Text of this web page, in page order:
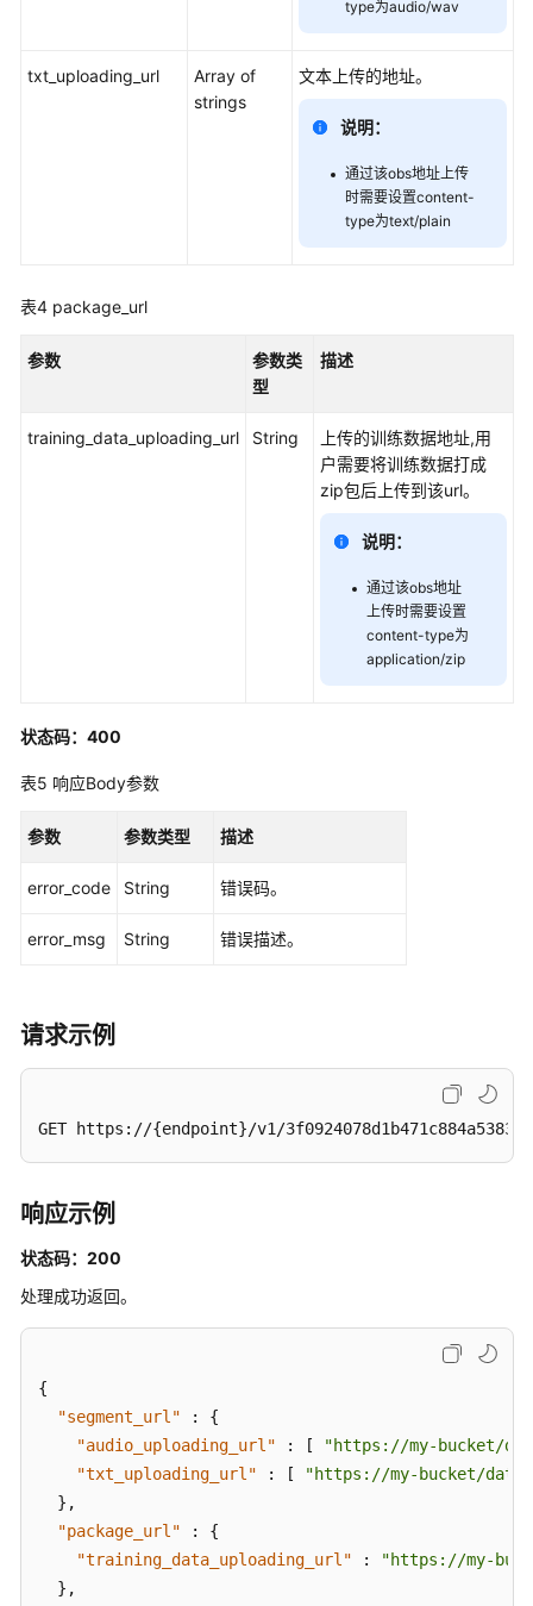
作
音
作
理
下
密
文
件
ShowEncryptFile
询
用
户
置
的
化
音
频
ShowTenantDurationCfg
type为audio/wav
txt_uploading_url
Array of
strings
文本上传的地址。
说明：
通过该obs地址上传
时需要设置content-
type为text/plain
表4 package_url
参数
参数类
型
描述
training_data_uploading_url String
上传的训练数据地址,用
户需要将训练数据打成
zip包后上传到该url。
说明：
通过该obs地址
上传时需要设置
content-type为
application/zip
状态码：400
表5 响应Body参数
参数 参数类型 描述
error_code String 错误码。
error_msg String 错误描述。
请求示例
GET https://{endpoint}/v1/
响应示例
状态码：200
处理成功返回。
{
"segment_url"
:
{
"audio_uploading_url"
: [
"https://my-bucket/
"txt_uploading_url"
: [
"https://my-bucket/
} ,
"package_url"
:
{
"training_data_uploading_url"
:
"https://my-
} ,